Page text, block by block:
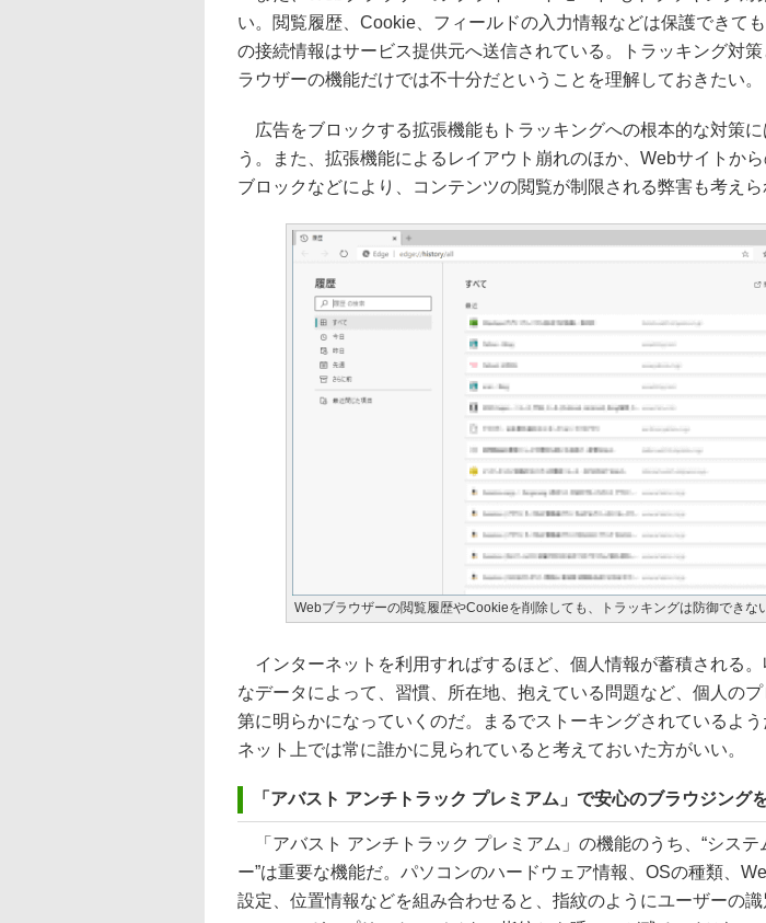
い。閲覧履歴、Cookie、フィールドの入力情報などは保護できて
の接続情報はサービス提供元へ送信されている。トラッキング対
ラウザーの機能だけでは不十分だということを理解しておきたい。
広告をブロックする拡張機能もトラッキングへの根本的な対策に
う。また、拡張機能によるレイアウト崩れのほか、Webサイトか
ブロックなどにより、コンテンツの閲覧が制限される弊害も考えら
Webブラウザーの閲覧履歴やCookieを削除しても、トラッキングは防御できな
インターネットを利用すればするほど、個人情報が蓄積される。
なデータによって、習慣、所在地、抱えている問題など、個人の
第に明らかになっていくのだ。まるでストーキングされているよ
ネット上では常に誰かに見られていると考えておいた方がいい。
「アバスト アンチトラック プレミアム」で安心のブラウジング
「アバスト アンチトラック プレミアム」の機能のうち、“システ
ー”は重要な機能だ。パソコンのハードウェア情報、OSの種類、
設定、位置情報などを組み合わせると、指紋のようにユーザーの